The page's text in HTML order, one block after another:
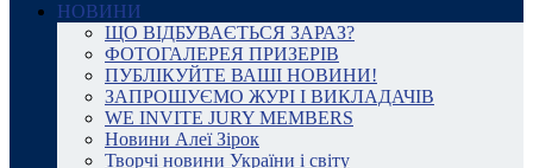
НОВИНИ
ЩО ВІДБУВАЄТЬСЯ ЗАРАЗ?
ФОТОГАЛЕРЕЯ ПРИЗЕРІВ
ПУБЛІКУЙТЕ ВАШІ НОВИНИ!
ЗАПРОШУЄМО ЖУРІ І ВИКЛАДАЧІВ
WE INVITE JURY MEMBERS
Новини Алеї Зірок
Творчі новини України і світу